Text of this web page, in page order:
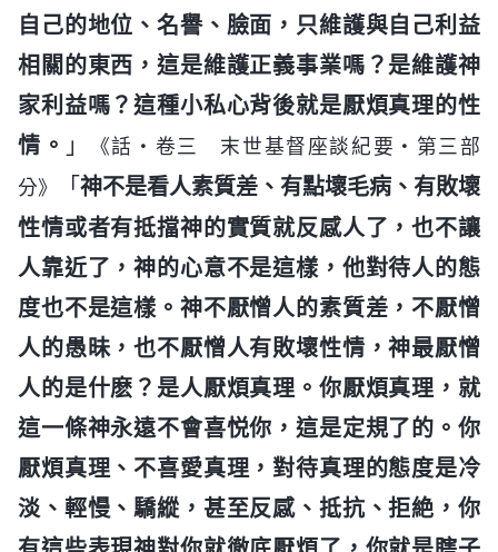
自己的地位、名譽、臉面，只維護與自己利益
相關的東西，這是維護正義事業嗎？是維護神
家利益嗎？這種小私心背後就是厭煩真理的性
情。 」
《話・卷三 末世基督座談紀要・第三部
分》
「 神不是看人素質差、有點壞毛病、有敗壞
性情或者有抵擋神的實質就反感人了，也不讓
人靠近了，神的心意不是這樣，他對待人的態
度也不是這樣。神不厭憎人的素質差，不厭憎
人的愚昧，也不厭憎人有敗壞性情，神最厭憎
人的是什麽？是人厭煩真理。你厭煩真理，就
這一條神永遠不會喜悦你，這是定規了的。你
厭煩真理、不喜愛真理，對待真理的態度是冷
淡、輕慢、驕縱，甚至反感、抵抗、拒絶，你